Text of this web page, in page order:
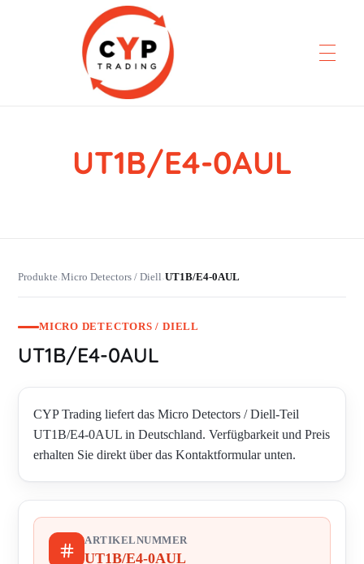
CYP Trading
Professionelle Ersatzteilbeschaffung
UT1B/E4-0AUL
Produkte›Micro Detectors / Diell›UT1B/E4-0AUL
MICRO DETECTORS / DIELL
UT1B/E4-0AUL
CYP Trading liefert das Micro Detectors / Diell-Teil
UT1B/E4-0AUL in Deutschland. Verfügbarkeit und Preis
erhalten Sie direkt über das Kontaktformular unten.
ARTIKELNUMMER
UT1B/E4-0AUL